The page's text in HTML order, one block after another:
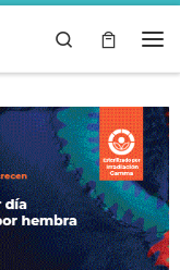
Search